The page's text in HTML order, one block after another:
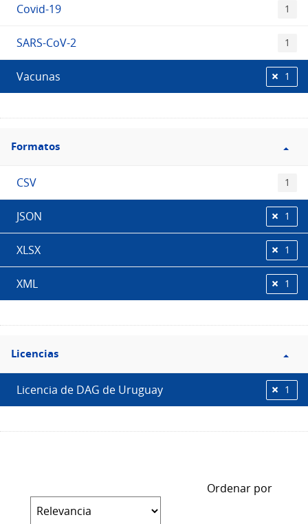
Covid-19 1
SARS-CoV-2 1
Vacunas 1
Filtro
Formatos
Formatos
CSV 1
JSON 1
XLSX 1
XML 1
Filtro
Licencias
Licencias
Licencia de DAG de Uruguay 1
Ordenar por